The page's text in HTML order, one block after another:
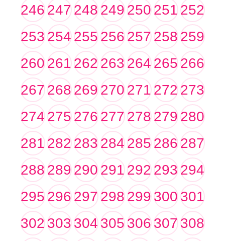
246247248249250251252
253254255256257258259
260261262263264265266
267268269270271272273
274275276277278279280
281282283284285286287
288289290291292293294
295296297298299300301
302303304305306307308